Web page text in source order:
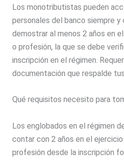
Los monotributistas pueden
personales del banco siempre y
demostrar al menos 2 años en
o profesión, la que se debe
inscripción en el régimen.
documentación que respalde
Qué requisitos necesito para
Los englobados en el régimen
contar con 2 años en el
profesión desde la inscripción